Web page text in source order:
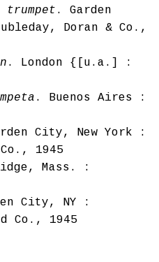
trumpet . Garden
Doran & Co.,
. London {[u.a.] :
. Buenos Aires :
City, New York :
1945
Mass. :
City, NY :
Co., 1945